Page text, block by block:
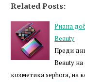
Related Posts:
Риана
Beauty
Преди
Beauty
козметика sephora, на